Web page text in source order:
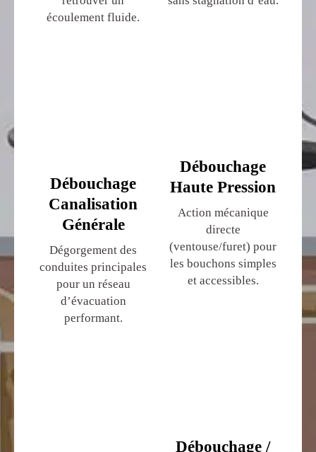
écoulement fluide.
Débouchage
Canalisation
Générale
Dégorgement des
conduites principales
pour un réseau
d’évacuation
performant.
Débouchage
Haute Pression
Action mécanique
directe
(ventouse/furet) pour
les bouchons simples
et accessibles.
Débouchage /